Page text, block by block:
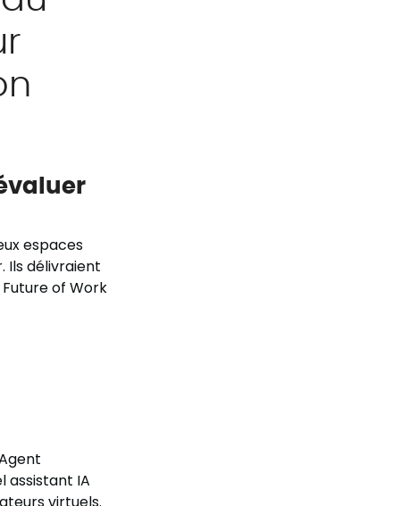
espaces
Ils délivraient
Future of Work
assistant IA
virtuels.